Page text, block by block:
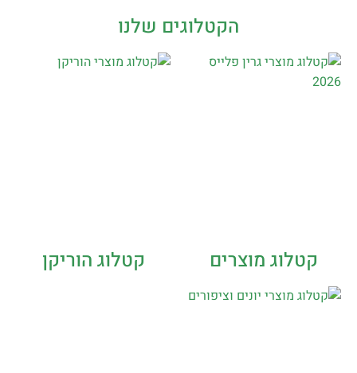
הקטלוגים שלנו
קטלוג מוצרים קטלוג הוריקן